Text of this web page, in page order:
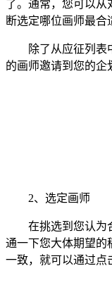
了。通常，您可以从
断选定哪位画师最合
除了从应征列表中
的画师邀请到您的企
2、选定画师
在挑选到您认为合
通一下您大体期望的
一致，就可以通过点